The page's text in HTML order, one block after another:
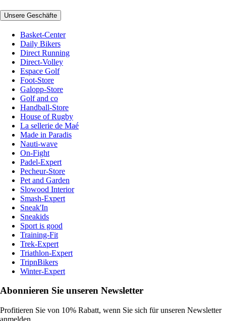
Unsere Geschäfte
Basket-Center
Daily Bikers
Direct Running
Direct-Volley
Espace Golf
Foot-Store
Galopp-Store
Golf and co
Handball-Store
House of Rugby
La sellerie de Maé
Made in Paradis
Nauti-wave
On-Fight
Padel-Expert
Pecheur-Store
Pet and Garden
Slowood Interior
Smash-Expert
Sneak'In
Sneakids
Sport is good
Training-Fit
Trek-Expert
Triathlon-Expert
TripnBikers
Winter-Expert
Abonnieren Sie unseren Newsletter
Profitieren Sie von 10% Rabatt, wenn Sie sich für unseren Newsletter